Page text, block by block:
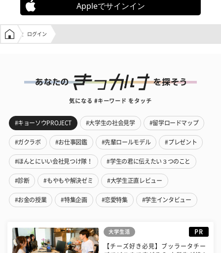
Appleでサインイン
学生の窓口トップ
ログイン
気になる #キーワード をタッチ
#キョーソウPROJECT #大学生の社会見学 #留学ロードマップ
#ガクラボ #お仕事図鑑 #先輩ロールモデル #プレゼント
#ほんとにいい会社見つけ隊！ #学生の君に伝えたい３つのこと
#診断 #もやもや解決ゼミ #大学生正直レビュー
#お金の授業 #特集企画 #恋愛特集 #学生インタビュー
大学生活 PR
【チーズ好き必見】ブッラータチー